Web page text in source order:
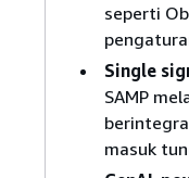
seperti
Single
SAMP
masuk